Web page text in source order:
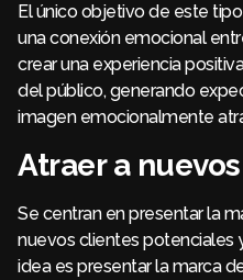
El único objetivo de este
una conexión emocional
crear una experiencia
del público, generando
imagen emocionalmente
Atraer a
Se centran en presentar la
nuevos clientes potenciales
idea es presentar la marca